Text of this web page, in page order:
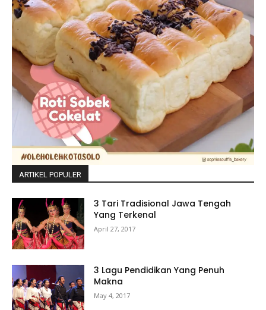
ARTIKEL POPULER
3 Tari Tradisional Jawa Tengah
Yang Terkenal
April 27, 2017
3 Lagu Pendidikan Yang Penuh
Makna
May 4, 2017